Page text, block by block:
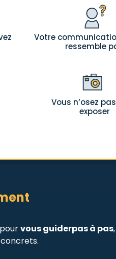
Votre
ressemble
Vous n’osez
exposer
vous guiderpas à pas